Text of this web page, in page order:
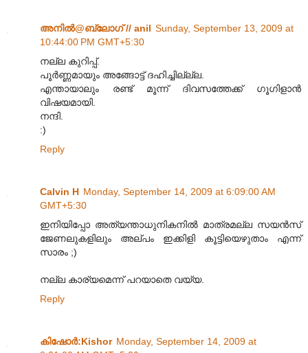
അനില്‍@ബ്ലോഗ് // anil Sunday, September 13, 2009 at
10:44:00 PM GMT+5:30
നല്ല കുറിപ്പ്.
പൂര്‍ണ്ണമായും അങ്ങോട്ട് ദഹിച്ചില്ല്ല.
എന്തായാലും രണ്ട് മൂന്ന് ദിവസത്തേക്ക് ഗൂഗിളാന്‍
വിഷയമായി.
നന്ദി.
:)
Reply
Calvin H Monday, September 14, 2009 at 6:09:00 AM
GMT+5:30
ഇനിയിപ്പോ അത്യന്താധുനികനിൽ മാത്രമല്ല സയൻസ്
ജേണലുകളിലും അല്പം ഇക്കിളി കൂട്ടിയെഴുതാം എന്ന്
സാരം ;)
നല്ല കാര്യമെന്ന് പറയാതെ വയ്യ.
Reply
കിഷോർ‍:Kishor Monday, September 14, 2009 at